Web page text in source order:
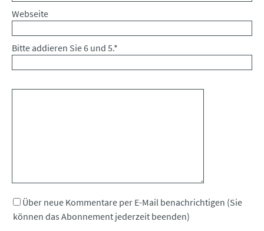
Webseite
Bitte addieren Sie 6 und 5.*
Über neue Kommentare per E-Mail benachrichtigen (Sie
können das Abonnement jederzeit beenden)